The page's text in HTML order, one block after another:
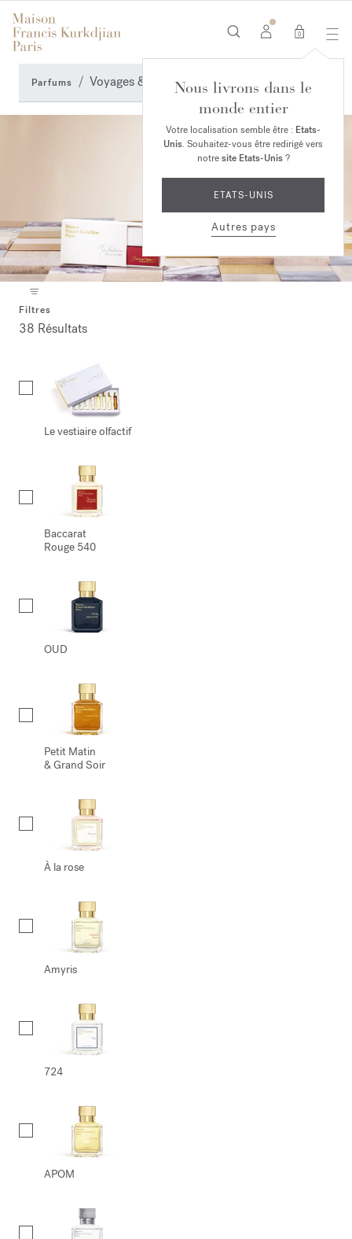
0
Nous livrons dans le
monde entier
Votre localisation semble être : Etats-
Unis. Souhaitez-vous être redirigé vers
notresite Etats-Unis?
ETATS-UNIS
Autres pays
Parfums Voyages & Accessoires
Filtres
38 Résultats
Le vestiaire olfactif
Baccarat
Rouge 540
OUD
Petit Matin
& Grand Soir
À la rose
Amyris
724
APOM